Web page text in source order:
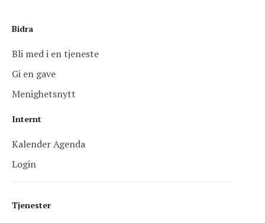
Tjenester
Bidra
Bli med i en tjeneste
Gi en gave
Menighetsnytt
Internt
Kalender Agenda
Login